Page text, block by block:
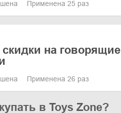
Применена 25 раз
на говорящие
Применена 26 раз
в Toys Zone?